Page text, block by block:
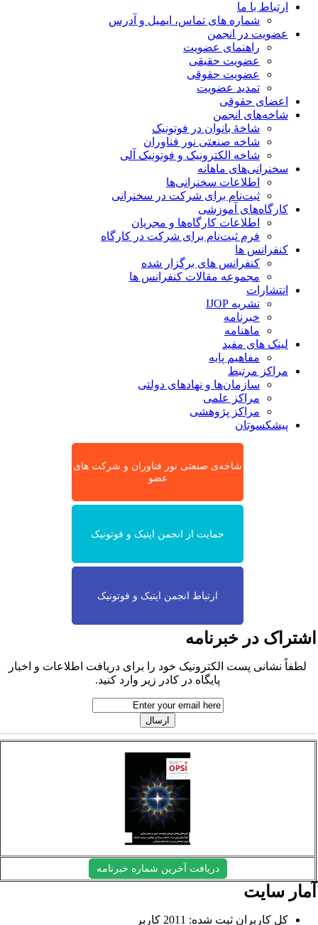
ارتباط با ما
شماره های تماس، ایمیل و آدرس
عضویت در انجمن
راهنمای عضویت
عضویت حقیقی
عضویت حقوقی
تمدید عضویت
اعضای حقوقی
شاخه‌های انجمن
شاخۀ بانوان در فوتونیک
شاخه صنعتی نور فناوران
شاخه‌ الکترونیک و فوتونیک آلی
سخنرانی‌های ماهانه
اطلاعات سخنرانی‌‌ها
ثبت‌نام برای شرکت در سخنرانی
کارگاه‌های آموزشی
اطلاعات کارگاه‌ها و مجریان
فرم ثبت‌نام برای شرکت در کارگاه
کنفرانس ها
کنفرانس های برگزار شده
مجموعه مقالات کنفرانس ها
انتشارات
نشریه IJOP
خبرنامه
ماهنامه
لینک های مفید
مفاهیم پایه
مراکز مرتبط
سازمان‌ها و نهادهای دولتی
مراکز علمی
مراکز پژوهشی
پیشکسوتان
شاخه‌ی صنعتی نور فناوران و شرکت های
عضو
حمایت از انجمن اپتیک و فوتونیک
ارتباط انجمن اپتیک و فوتونیک
در خبرنامه
لطفاً نشانی پست الکترونیک خود را برای دریافت اطلاعات و اخبار
پایگاه در کادر زیر وارد کنید.
دریافت آخرین شماره خبرنامه
سایت
کل کاربران ثبت شده: 2011 کاربر